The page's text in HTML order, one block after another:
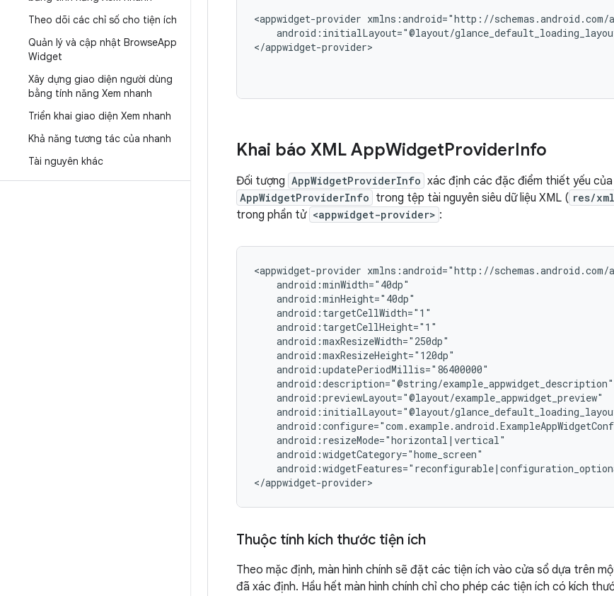
Theo dõi các chỉ số cho tiện ích
Quản lý và cập nhật BrowseApp
Widget
Xây dựng giao diện người dùng
bằng tính năng Xem nhanh
Triển khai giao diện Xem nhanh
Khả năng tương tác của nhanh
Tài nguyên khác
<appwidget-provider
android:initialLayout="@layout/
</appwidget-provider>
Khai báo XML AppWidgetProviderInfo
Đối tượng AppWidgetProviderInfo xác định các đặc điểm thiết yếu
AppWidgetProviderInfo trong tệp tài nguyên siêu dữ liệu XML ( res/
trong phần tử <appwidget-provider> :
<appwidget-provider
Thuộc tính kích thước tiện ích
Theo mặc định, màn hình chính sẽ đặt các tiện ích vào cửa sổ dựa trên
đã xác định. Hầu hết màn hình chính chỉ cho phép các tiện ích có kích